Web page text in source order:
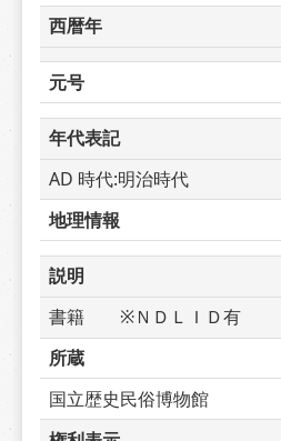
西暦年
元号
年代表記
AD 時代:明治時代
地理情報
説明
書籍　　※ＮＤＬＩＤ有
所蔵
国立歴史民俗博物館